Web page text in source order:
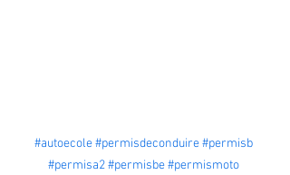
#autoecole#permisdeconduire#permisb
#permisa2#permisbe#permismoto